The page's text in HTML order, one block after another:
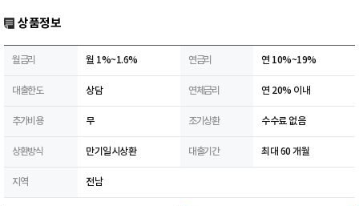
상품정보
월금리 월 1%~1.6% 연금리 연 10%~19%
대출한도 상담 연체금리 연 20% 이내
추가비용 무 조기상환 수수료 없음
상환방식 만기일시상환 대출기간 최대 60 개월
지역 전남